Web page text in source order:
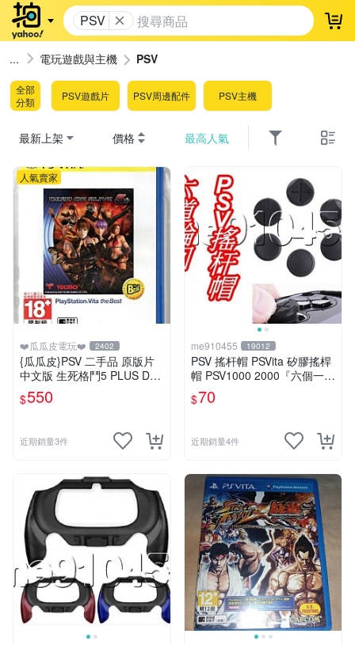
PSV 登
電玩遊戲與主機 PSV
全部
分類
PSV遊戲片 PSV周邊配件 PSV主機
最新上架 價格 最高人氣
人氣賣家
❤️瓜瓜皮電玩❤️ 2402
{瓜瓜皮}PSV 二手品 原版片
中文版 生死格鬥5 PLUS Dea
d or Alive 5(遊戲都有回收)
$550
近期銷量3件
me910455 19012
PSV 搖杆帽 PSVita 矽膠搖桿
帽 PSV1000 2000『六個一
組』六道輪迴 按鍵套 保護套
搖桿帽 有現貨
$70
近期銷量4件